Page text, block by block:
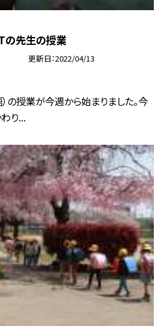
の先生の授業
更新日 2022/04/13
の授業が今週から始まりました。今
り...